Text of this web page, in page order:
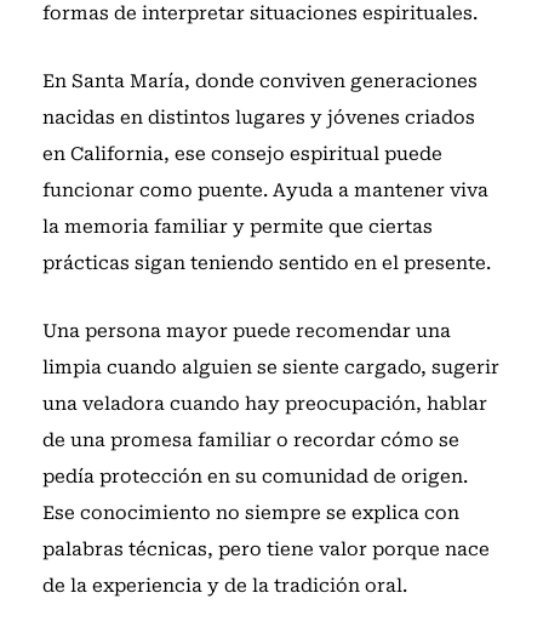
formas de interpretar situaciones espirituales.
En Santa María, donde conviven generaciones
nacidas en distintos lugares y jóvenes criados
en California, ese consejo espiritual puede
funcionar como puente. Ayuda a mantener viva
la memoria familiar y permite que ciertas
prácticas sigan teniendo sentido en el presente.
Una persona mayor puede recomendar una
limpia cuando alguien se siente cargado, sugerir
una veladora cuando hay preocupación, hablar
de una promesa familiar o recordar cómo se
pedía protección en su comunidad de origen.
Ese conocimiento no siempre se explica con
palabras técnicas, pero tiene valor porque nace
de la experiencia y de la tradición oral.